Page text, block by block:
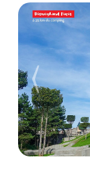
variadas. Podrá
descubrir los
Vaux-le-Vicomte,
Los amantes de
bosque de Crécy
amantes del golf,
cerca. La
capital y sus
Ya sea que